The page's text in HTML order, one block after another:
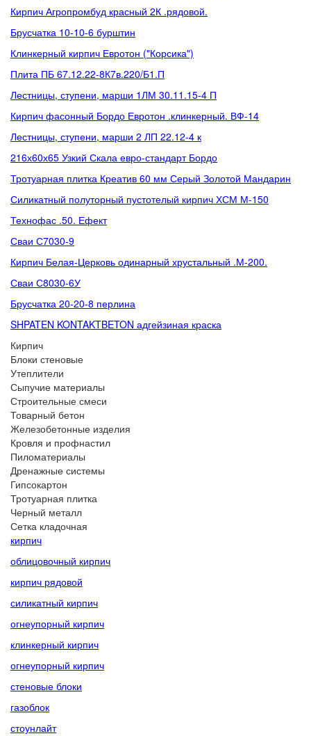
Кирпич Агропромбуд красный 2К .рядовой.
Брусчатка 10-10-6 бурштин
Клинкерный кирпич Евротон ("Корсика")
Плита ПБ 67.12.22-8К7в.220/Б1.П
Лестницы, ступени, марши 1ЛМ 30.11.15-4 П
Кирпич фасонный Бордо Евротон .клинкерный. ВФ-14
Лестницы, ступени, марши 2 ЛП 22.12-4 к
216х60х65 Узкий Скала евро-стандарт Бордо
Тротуарная плитка Креатив 60 мм Серый Золотой Мандарин
Силикатный полуторный пустотелый кирпич ХСМ М-150
Технофас .50. Ефект
Сваи С7030-9
Кирпич Белая-Церковь одинарный хрустальный .М-200.
Сваи С8030-6У
Брусчатка 20-20-8 перлина
SHPATEN KONTAKTBETON адгейзиная краска
Кирпич
Блоки стеновые
Утеплители
Сыпучие материалы
Строительные смеси
Товарный бетон
Железобетонные изделия
Кровля и профнастил
Пиломатериалы
Дренажные системы
Гипсокартон
Тротуарная плитка
Черный металл
Сетка кладочная
кирпич
облицовочный кирпич
кирпич рядовой
силикатный кирпич
огнеупорный кирпич
клинкерный кирпич
огнеупорный кирпич
стеновые блоки
газоблок
стоунлайт